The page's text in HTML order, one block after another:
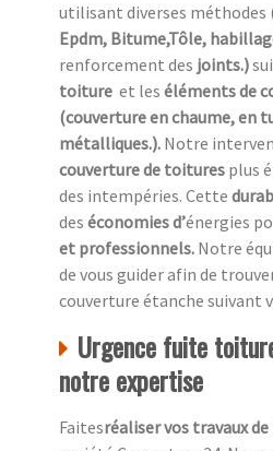
utilisant diverses méthodes
Epdm, Bitume,Tôle,
renforcement des joints.)
toiture et les éléments de
(couverture en chaume, en
métalliques.). Notre
couverture de toitures plus
des intempéries. Cette
des économies d’énergies
et professionnels. Notre
de vous guider afin de
couverture étanche suivant
Urgence fuite
notre expertise
Faitesréaliser vos travaux